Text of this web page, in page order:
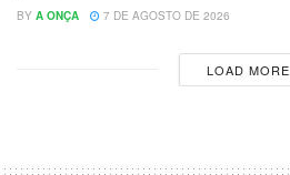
BY A ONÇA 7 DE AGOSTO DE 2026
LOAD MORE